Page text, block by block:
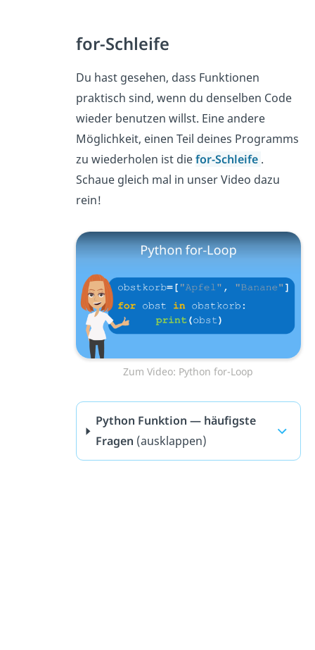
for-Schleife
Du hast gesehen, dass Funktionen
praktisch sind, wenn du denselben Code
wieder benutzen willst. Eine andere
Möglichkeit, einen Teil deines Programms
zu wiederholen ist diefor-Schleife .
Schaue gleich mal in unser Video dazu
rein!
Zum Video: Python for-Loop
Python Funktion — häufigste
Fragen (ausklappen)